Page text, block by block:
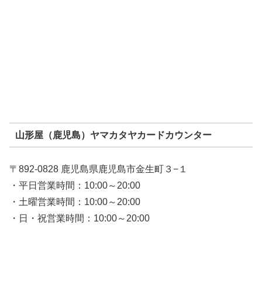
山形屋（鹿児島）ヤマカタヤカードカウンター
〒892-0828 鹿児島県鹿児島市金生町３−１
・平日営業時間：10:00～20:00
・土曜営業時間：10:00～20:00
・日・祝営業時間：10:00～20:00